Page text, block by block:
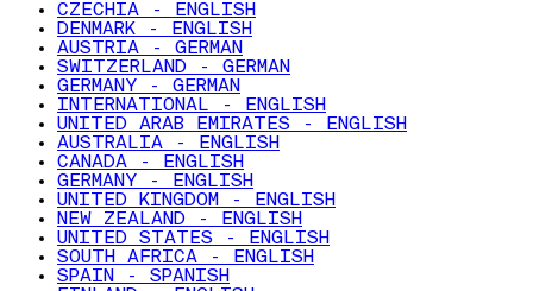
CZECHIA - ENGLISH
DENMARK - ENGLISH
AUSTRIA - GERMAN
SWITZERLAND - GERMAN
GERMANY - GERMAN
INTERNATIONAL - ENGLISH
UNITED ARAB EMIRATES - ENGLISH
AUSTRALIA - ENGLISH
CANADA - ENGLISH
GERMANY - ENGLISH
UNITED KINGDOM - ENGLISH
NEW ZEALAND - ENGLISH
UNITED STATES - ENGLISH
SOUTH AFRICA - ENGLISH
SPAIN - SPANISH